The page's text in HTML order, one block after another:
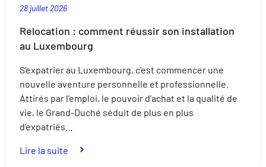
28 juillet 2026
Relocation : comment réussir son installation
au Luxembourg
S’expatrier au Luxembourg, c’est commencer une
nouvelle aventure personnelle et professionnelle.
Attirés par l’emploi, le pouvoir d’achat et la qualité de
vie, le Grand-Duché séduit de plus en plus
d’expatriés…
Lire la suite